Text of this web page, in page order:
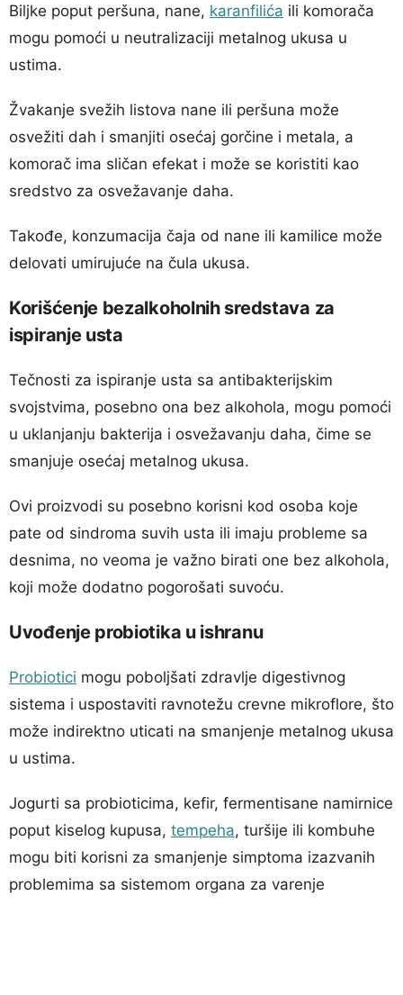
Biljke poput peršuna, nane, karanfilića ili komorača
mogu pomoći u neutralizaciji metalnog ukusa u
ustima.
Žvakanje svežih listova nane ili peršuna može
osvežiti dah i smanjiti osećaj gorčine i metala, a
komorač ima sličan efekat i može se koristiti kao
sredstvo za osvežavanje daha.
Takođe, konzumacija čaja od nane ili kamilice može
delovati umirujuće na čula ukusa.
Korišćenje bezalkoholnih sredstava za
ispiranje usta
Tečnosti za ispiranje usta sa antibakterijskim
svojstvima, posebno ona bez alkohola, mogu pomoći
u uklanjanju bakterija i osvežavanju daha, čime se
smanjuje osećaj metalnog ukusa.
Ovi proizvodi su posebno korisni kod osoba koje
pate od sindroma suvih usta ili imaju probleme sa
desnima, no veoma je važno birati one bez alkohola,
koji može dodatno pogorošati suvoću.
Uvođenje probiotika u ishranu
Probiotici mogu poboljšati zdravlje digestivnog
sistema i uspostaviti ravnotežu crevne mikroflore, što
može indirektno uticati na smanjenje metalnog ukusa
u ustima.
Jogurti sa probioticima, kefir, fermentisane namirnice
poput kiselog kupusa, tempeha, turšije ili kombuhe
mogu biti korisni za smanjenje simptoma izazvanih
problemima sa sistemom organa za varenje